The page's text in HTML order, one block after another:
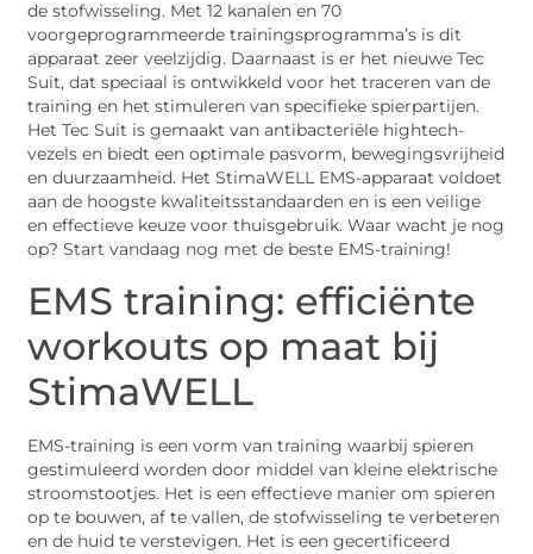
de stofwisseling. Met 12 kanalen en 70
voorgeprogrammeerde trainingsprogramma’s is dit
apparaat zeer veelzijdig. Daarnaast is er het nieuwe Tec
Suit, dat speciaal is ontwikkeld voor het traceren van de
training en het stimuleren van specifieke spierpartijen.
Het Tec Suit is gemaakt van antibacteriële hightech-
vezels en biedt een optimale pasvorm, bewegingsvrijheid
en duurzaamheid. Het StimaWELL EMS-apparaat voldoet
aan de hoogste kwaliteitsstandaarden en is een veilige
en effectieve keuze voor thuisgebruik. Waar wacht je nog
op? Start vandaag nog met de beste EMS-training!
EMS training: efficiënte
workouts op maat bij
StimaWELL
EMS-training is een vorm van training waarbij spieren
gestimuleerd worden door middel van kleine elektrische
stroomstootjes. Het is een effectieve manier om spieren
op te bouwen, af te vallen, de stofwisseling te verbeteren
en de huid te verstevigen. Het is een gecertificeerd